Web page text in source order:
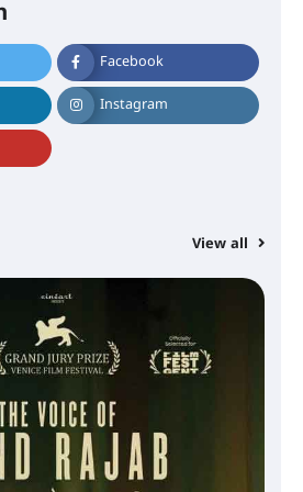
Facebook
Instagram
View all
ജോസഫ്സ് കോളജ്
അസോസിയേഷന്